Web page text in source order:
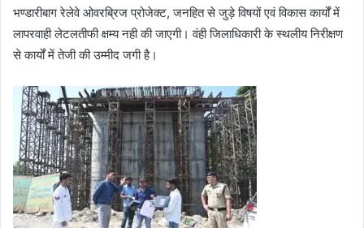
भण्डारीबाग रेलेवे ओवरब्रिज प्रोजेक्ट, जनहित से जुड़े विषयों एवं विकास कार्यों में
लापरवाही लेटलतीफी क्षम्य नही की जाएगी। वंही जिलाधिकारी के स्थलीय निरीक्षण
से कार्यों में तेजी की उम्मीद जगी है।